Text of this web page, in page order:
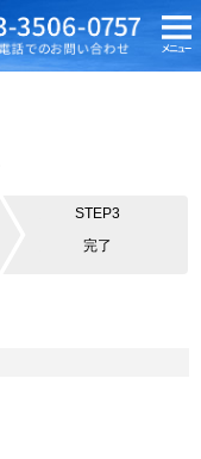
STEP3
完了